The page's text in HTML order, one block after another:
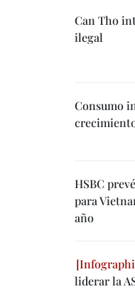
Can Tho
ilegal
Consumo
HSBC
para
año
liderar la